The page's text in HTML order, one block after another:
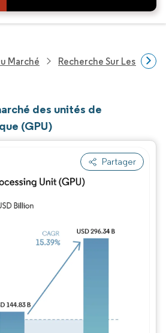
Marché Recherche Sur Les
des unités de
(GPU)
Partager
Image © Mordor Intelligence. La